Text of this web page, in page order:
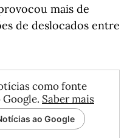
mais de
de deslocados entre
como fonte
Saber mais
ao Google